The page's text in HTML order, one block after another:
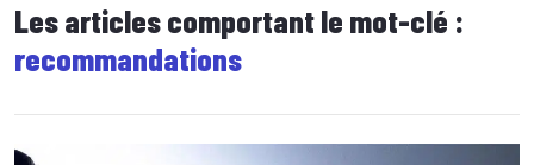
Les articles comportant le mot-clé :
recommandations